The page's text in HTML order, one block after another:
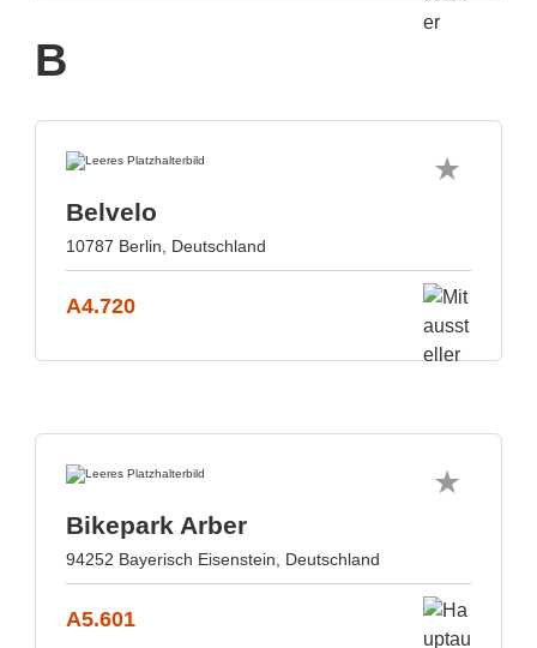
B
Belvelo
10787 Berlin, Deutschland
A4.720
Bikepark Arber
94252 Bayerisch Eisenstein, Deutschland
A5.601